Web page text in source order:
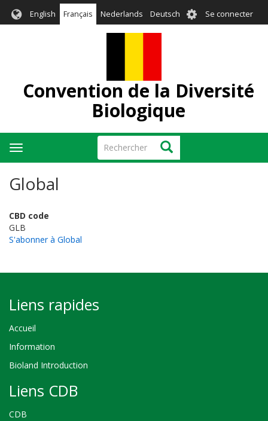
English Français Nederlands Deutsch User
account
Se connecter
Convention de la Diversité
Biologique
Rechercher Rechercher
Toggle
navigation
Global
CBD code
GLB
S'abonner à Global
Liens rapides
Accueil
Information
Bioland Introduction
Liens CDB
CDB